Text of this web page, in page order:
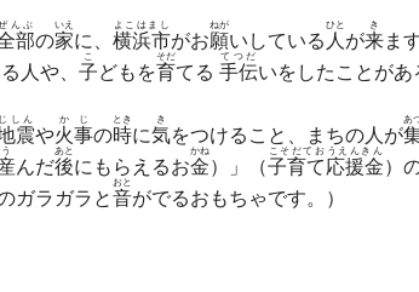
部
んぶ
の家
いえ
に、 横浜市
よこはまし
がお願
ねが
いしている 人
ひと
が来
き
ま
人や、 子
こ
どもを育
そだ
てる 手伝
てつだ
いをしたことがあ
震
じしん
や火事
かじ
の時
とき
に気
き
をつけること、まちの人が
あ
う
んだ後
あと
にもらえるお金
かね
）」（子育て応援金
こそだておうえんきん
）
ガラガラと音
おと
がでるおもちゃです。）